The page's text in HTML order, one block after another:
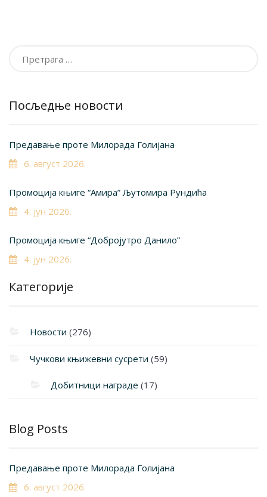
Посљедње новости
Предавање проте Милорада Голијана
6. август 2026.
Промоција књиге “Амира” Љутомира Рундића
4. јун 2026.
Промоција књиге “Добројутро Данило”
4. јун 2026.
Категорије
Новости (276)
Чучкови књижевни сусрети (59)
Добитници награде (17)
Blog Posts
Предавање проте Милорада Голијана
6. август 2026.